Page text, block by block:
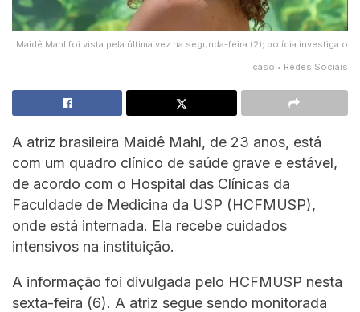
Maidê Mahl foi vista pela última vez na segunda-feira (2); polícia investiga o
caso • Redes Sociais
A atriz brasileira Maidê Mahl, de 23 anos, está
com um quadro clínico de saúde grave e estável,
de acordo com o Hospital das Clínicas da
Faculdade de Medicina da USP (HCFMUSP),
onde está internada. Ela recebe cuidados
intensivos na instituição.
A informação foi divulgada pelo HCFMUSP nesta
sexta-feira (6). A atriz segue sendo monitorada